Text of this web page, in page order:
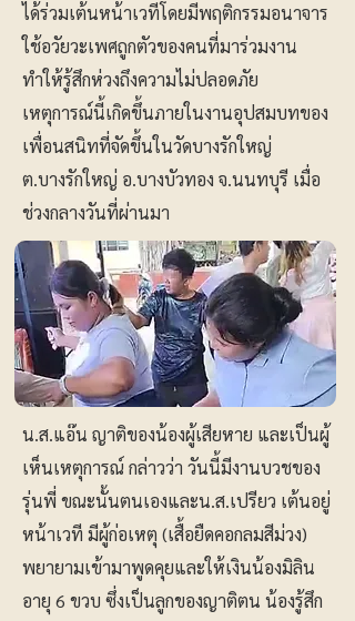
ได้ร่วมเต้นหน้าเวทีโดยมีพฤติกรรมอนาจาร
ใช้อวัยวะเพศถูกตัวของคนที่มาร่วมงาน
ทำให้รู้สึกห่วงถึงความไม่ปลอดภัย
เหตุการณ์นี้เกิดขึ้นภายในงานอุปสมบทของ
เพื่อนสนิทที่จัดขึ้นในวัดบางรักใหญ่
ต.บางรักใหญ่ อ.บางบัวทอง จ.นนทบุรี เมื่อ
ช่วงกลางวันที่ผ่านมา
น.ส.แอ๊น ญาติของน้องผู้เสียหาย และเป็นผู้
เห็นเหตุการณ์ กล่าวว่า วันนี้มีงานบวชของ
รุ่นพี่ ขณะนั้นตนเองและน.ส.เปรียว เต้นอยู่
หน้าเวที มีผู้ก่อเหตุ (เสื้อยืดคอกลมสีม่วง)
พยายามเข้ามาพูดคุยและให้เงินน้องมิลิน
อายุ 6 ขวบ ซึ่งเป็นลูกของญาติตน น้องรู้สึก